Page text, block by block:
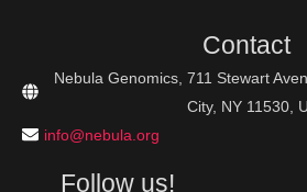
Contact
Nebula Genomics, 711 Stewart
City, NY 11530,
info@nebula.org
Follow us!